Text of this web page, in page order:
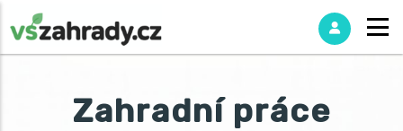
Zahradní práce